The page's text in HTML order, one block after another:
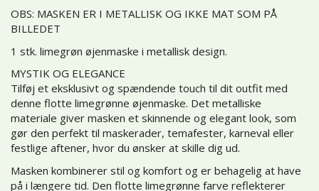
OBS: MASKEN ER I METALLISK OG IKKE MAT SOM PÅ
BILLEDET
1 stk. limegrøn øjenmaske i metallisk design.
MYSTIK OG ELEGANCE
Tilføj et eksklusivt og spændende touch til dit outfit med
denne flotte limegrønne øjenmaske. Det metalliske
materiale giver masken et skinnende og elegant look, som
gør den perfekt til maskerader, temafester, karneval eller
festlige aftener, hvor du ønsker at skille dig ud.
Masken kombinerer stil og komfort og er behagelig at have
på i længere tid. Den flotte limegrønne farve reflekterer